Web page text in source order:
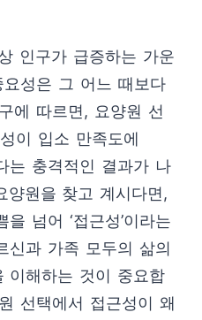
인구가 급증하는 가운
성은 그 어느 때보다
에 따르면, 요양원 선
이 입소 만족도에
는 충격적인 결과가 나
양원을 찾고 계시다면,
넘어 ‘접근성’이라는
신과 가족 모두의 삶의
이해하는 것이 중요합
선택에서 접근성이 왜